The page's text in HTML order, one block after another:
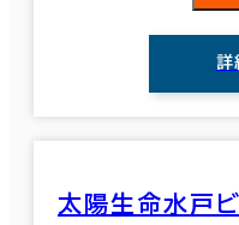
詳
太陽生命水戸ビ